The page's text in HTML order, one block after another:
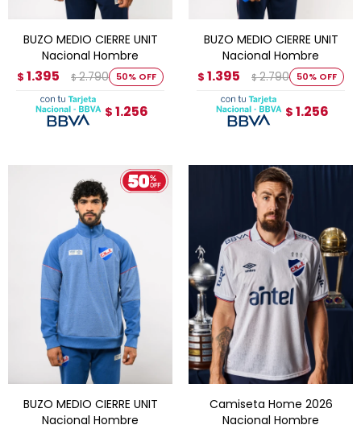
BUZO MEDIO CIERRE UNIT
Nacional Hombre
$ 1.395 $ 2.790 50
$ 1.256
BUZO MEDIO CIERRE UNIT
Nacional Hombre
$ 1.395 $ 2.790 50
$ 1.256
BUZO MEDIO CIERRE UNIT
Nacional Hombre
Camiseta Home 2026
Nacional Hombre